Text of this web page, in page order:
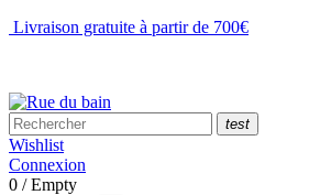
Livraison gratuite à partir de 700€
test
Wishlist
Connexion
0 /Empty